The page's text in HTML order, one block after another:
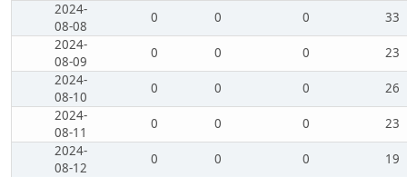
2024-
08-08
0 0 0
33
2024-
08-09
0 0 0
23
2024-
08-10
0 0 0
26
2024-
08-11
0 0 0
23
2024-
08-12
0 0 0
19